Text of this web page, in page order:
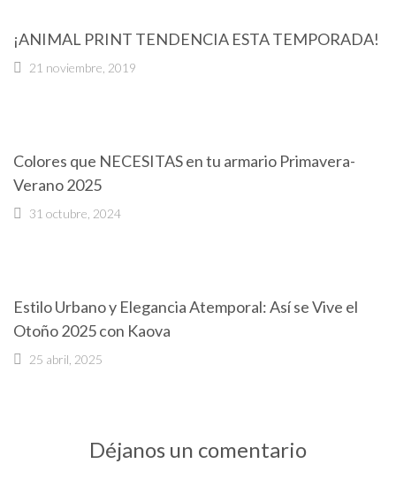
¡ANIMAL PRINT TENDENCIA ESTA TEMPORADA!
21 noviembre, 2019
Colores que NECESITAS en tu armario Primavera-
Verano 2025
31 octubre, 2024
Estilo Urbano y Elegancia Atemporal: Así se Vive el
Otoño 2025 con Kaova
25 abril, 2025
Déjanos un comentario